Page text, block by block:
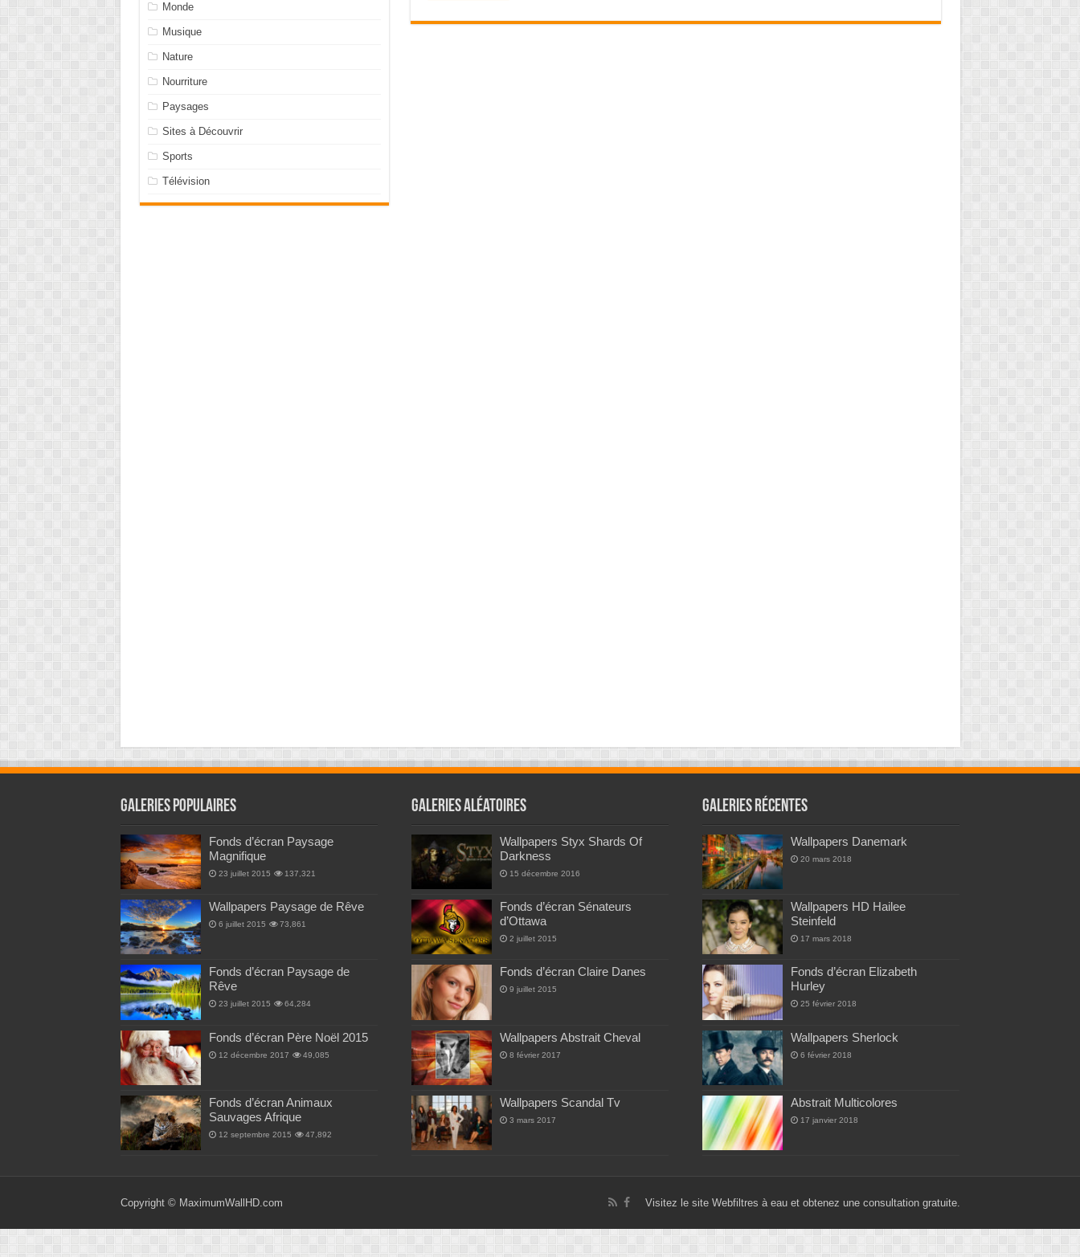
Monde
Musique
Nature
Nourriture
Paysages
Sites à Découvrir
Sports
Télévision
Galeries Populaires
Fonds d’écran Paysage
Magnifique
23 juillet 2015 137,321
Wallpapers Paysage de Rêve
6 juillet 2015 73,861
Fonds d’écran Paysage de
Rêve
23 juillet 2015 64,284
Fonds d’écran Père Noël 2015
12 décembre 2017 49,085
Fonds d’écran Animaux
Sauvages Afrique
12 septembre 2015 47,892
Galeries Aléatoires
Wallpapers Styx Shards Of
Darkness
15 décembre 2016
Fonds d’écran Sénateurs
d’Ottawa
2 juillet 2015
Fonds d’écran Claire Danes
9 juillet 2015
Wallpapers Abstrait Cheval
8 février 2017
Wallpapers Scandal Tv
3 mars 2017
Galeries Récentes
Wallpapers Danemark
20 mars 2018
Wallpapers HD Hailee
Steinfeld
17 mars 2018
Fonds d’écran Elizabeth
Hurley
25 février 2018
Wallpapers Sherlock
6 février 2018
Abstrait Multicolores
17 janvier 2018
Visitez le site Webfiltres à eauet obtenez une consultation gratuite.
Copyright © MaximumWallHD.com